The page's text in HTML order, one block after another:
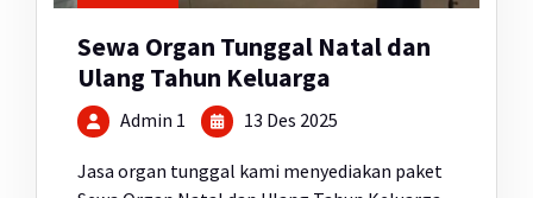
Sewa Organ Tunggal Natal dan
Ulang Tahun Keluarga
Admin 1 13 Des 2025
Jasa organ tunggal kami menyediakan paket